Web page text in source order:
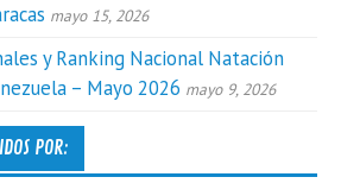
mayo 15, 2026
y Ranking Nacional Natación
– Mayo 2026 mayo 9, 2026
POR: